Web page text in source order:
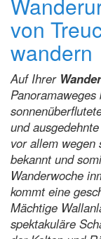
von
wandern
Auf Ihrer
und
vor allem wegen
bekannt und
Wanderwoche
kommt eine
Mächtige
spektakuläre